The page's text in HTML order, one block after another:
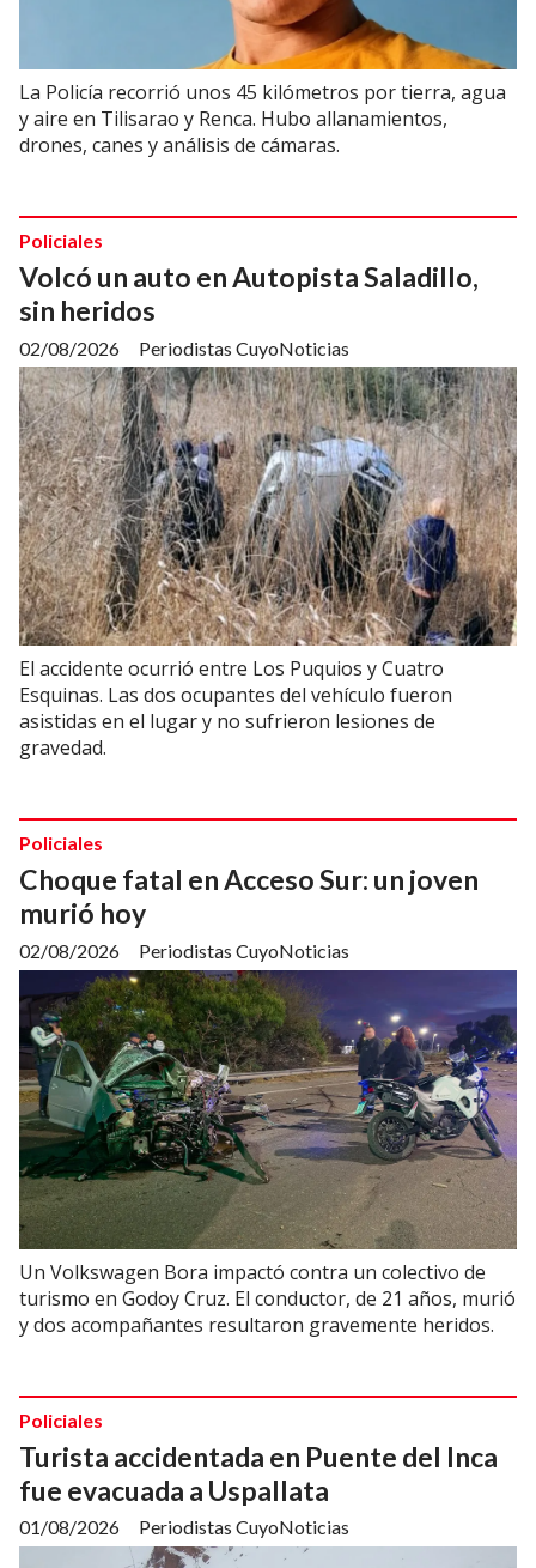
La Policía recorrió unos 45 kilómetros por tierra, agua
y aire en Tilisarao y Renca. Hubo allanamientos,
drones, canes y análisis de cámaras.
Volcó un auto en Autopista Saladillo,
sin heridos
Periodistas CuyoNoticias
Policiales
02/08/2026
El accidente ocurrió entre Los Puquios y Cuatro
Esquinas. Las dos ocupantes del vehículo fueron
asistidas en el lugar y no sufrieron lesiones de
gravedad.
Choque fatal en Acceso Sur: un joven
murió hoy
Periodistas CuyoNoticias
Policiales
02/08/2026
Un Volkswagen Bora impactó contra un colectivo de
turismo en Godoy Cruz. El conductor, de 21 años, murió
y dos acompañantes resultaron gravemente heridos.
Turista accidentada en Puente del Inca
fue evacuada a Uspallata
Periodistas CuyoNoticias
Policiales
01/08/2026